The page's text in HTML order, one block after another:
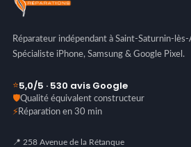
Réparateur indépendant à Saint-Saturnin-
Spécialiste iPhone, Samsung & Google Pixel.
⭐5,0/5 · 530 avis Google
🛡️Qualité équivalent constructeur
⚡Réparation en 30 min
📍 258 Avenue de la Rétanque